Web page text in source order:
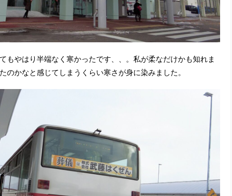
もやはり半端なく寒かったです、、。私が柔なだけかも知れま
のかなと感じてしまうくらい寒さが身に染みました。